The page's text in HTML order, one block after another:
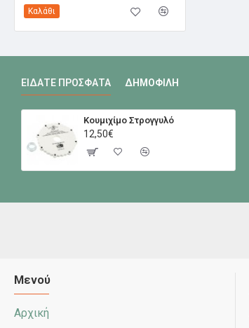
Καλάθι
ΕΊΔΑΤΕ ΠΡΌΣΦΑΤΑ ΔΗΜΟΦΙΛΉ
Κουμιχίμο Στρογγυλό
12,50€
Μενού
Αρχική